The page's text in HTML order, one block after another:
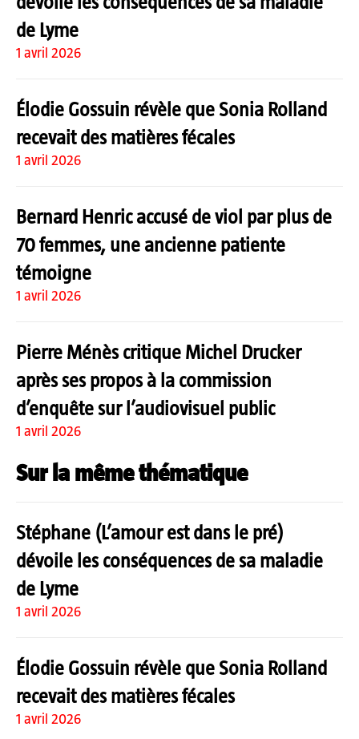
de Lyme
1 avril 2026
Élodie Gossuin révèle que Sonia Rolland
recevait des matières fécales
1 avril 2026
Bernard Henric accusé de viol par plus de
70 femmes, une ancienne patiente
témoigne
1 avril 2026
Pierre Ménès critique Michel Drucker
après ses propos à la commission
d’enquête sur l’audiovisuel public
1 avril 2026
Sur la même thématique
Stéphane (L’amour est dans le pré)
dévoile les conséquences de sa maladie
de Lyme
1 avril 2026
Élodie Gossuin révèle que Sonia Rolland
recevait des matières fécales
1 avril 2026